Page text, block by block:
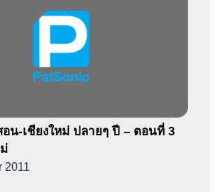
อน-เชียงใหม่ ปลายๆ ปี – ตอนที่ 3
2011